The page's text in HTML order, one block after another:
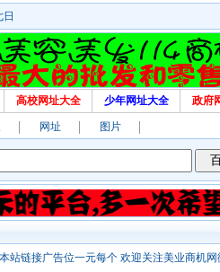
高校网址大全 少年网址大全 政府
网址 图片
站链接广告位一元每个 欢迎关注美业商机